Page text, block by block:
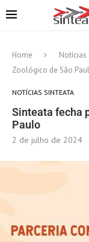
Home Notícias
Zoológico de São
NOTÍCIAS SINTEATA
Sinteata fecha
Paulo
2 de julho de 2024